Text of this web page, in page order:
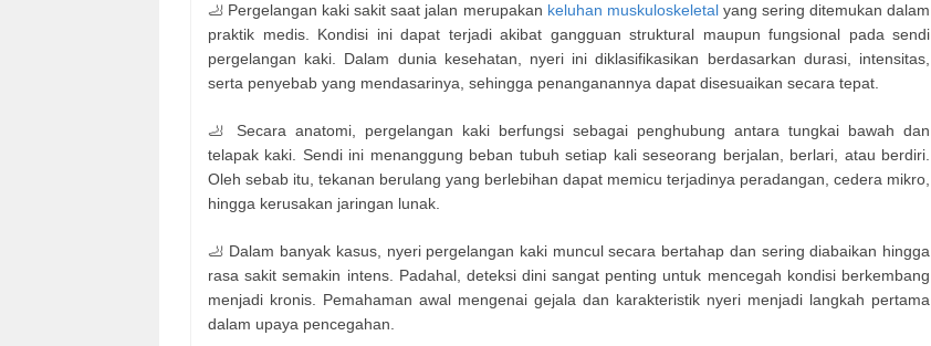
🦶 Pergelangan kaki sakit saat jalan merupakan keluhan muskuloskeletalyang sering ditemukan dalam
praktik medis. Kondisi ini dapat terjadi akibat gangguan struktural maupun fungsional pada sendi
pergelangan kaki. Dalam dunia kesehatan, nyeri ini diklasifikasikan berdasarkan durasi, intensitas,
serta penyebab yang mendasarinya, sehingga penanganannya dapat disesuaikan secara tepat.
🦶 Secara anatomi, pergelangan kaki berfungsi sebagai penghubung antara tungkai bawah dan
telapak kaki. Sendi ini menanggung beban tubuh setiap kali seseorang berjalan, berlari, atau berdiri.
Oleh sebab itu, tekanan berulang yang berlebihan dapat memicu terjadinya peradangan, cedera mikro,
hingga kerusakan jaringan lunak.
🦶 Dalam banyak kasus, nyeri pergelangan kaki muncul secara bertahap dan sering diabaikan hingga
rasa sakit semakin intens. Padahal, deteksi dini sangat penting untuk mencegah kondisi berkembang
menjadi kronis. Pemahaman awal mengenai gejala dan karakteristik nyeri menjadi langkah pertama
dalam upaya pencegahan.